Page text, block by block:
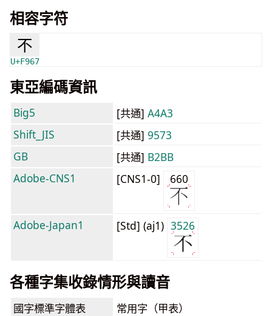
相容字符
不
U+F967
東亞編碼資訊
Big5 [共通] A4A3
Shift_JIS
[共通] 9573
GB
[共通] B2BB
Adobe-CNS1
[CNS1-0] 660
Adobe-Japan1 [Std] (aj1) 3526
各種字集收錄情形與讀音
國字標準字體表 常用字（甲表）